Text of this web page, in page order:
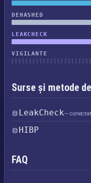
DEHASHED
LEAKCHECK
VIGILANTE
Surse și metode
LeakCheck—
HIBP
FAQ